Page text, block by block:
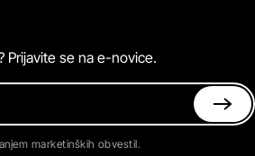
Prijavite se na e-novice.
marketinških obvestil.